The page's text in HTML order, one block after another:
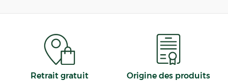
Retrait gratuit
Origine des produits